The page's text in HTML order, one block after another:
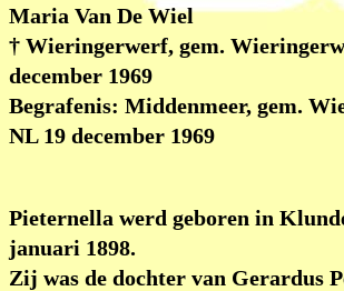
Maria Van De Wiel
† Wieringerwerf, gem.
december 1969
Begrafenis: Middenmeer, gem.
NL 19 december 1969
Pieternella werd geboren in
januari 1898.
Zij was de dochter van Gerardus